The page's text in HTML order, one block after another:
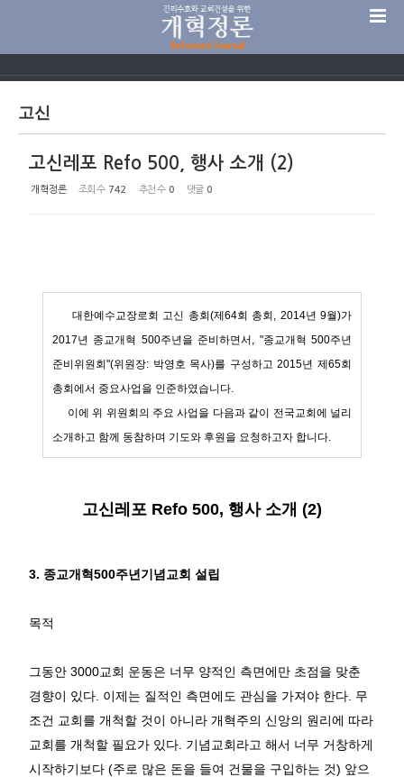
고신
고신레포 Refo 500, 행사 소개 (2)
개혁정론 조회 수 742 추천 수 0 댓글 0
대한예수교장로회 고신 총회(제64회 총회, 2014년 9월)가
2017년 종교개혁 500주년을 준비하면서, "종교개혁 500주년
준비위원회"(위원장: 박영호 목사)를 구성하고 2015년 제65회
총회에서 중요사업을 인준하였습니다.
이에 위 위원회의 주요 사업을 다음과 같이 전국교회에 널리
소개하고 함께 동참하며 기도와 후원을 요청하고자 합니다.
고신레포 Refo 500, 행사 소개 (2)
3. 종교개혁500주년기념교회 설립
목적
그동안 3000교회 운동은 너무 양적인 측면에만 초점을 맞춘
경향이 있다 이제는 질적인 측면에도 관심을 가져야 한다 무
조건 교회를 개척할 것이 아니라 개혁주의 신앙의 원리에 따라
교회를 개척할 필요가 있다 기념교회라고 해서 너무 거창하게
시작하기보다 (주로 많은 돈을 들여 건물을 구입하는 것) 앞으
Sketchbook5, 스케치북5
Sketchbook5, 스케치북5